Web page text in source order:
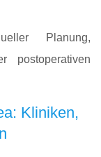
Planung,
postoperativen
Kliniken,